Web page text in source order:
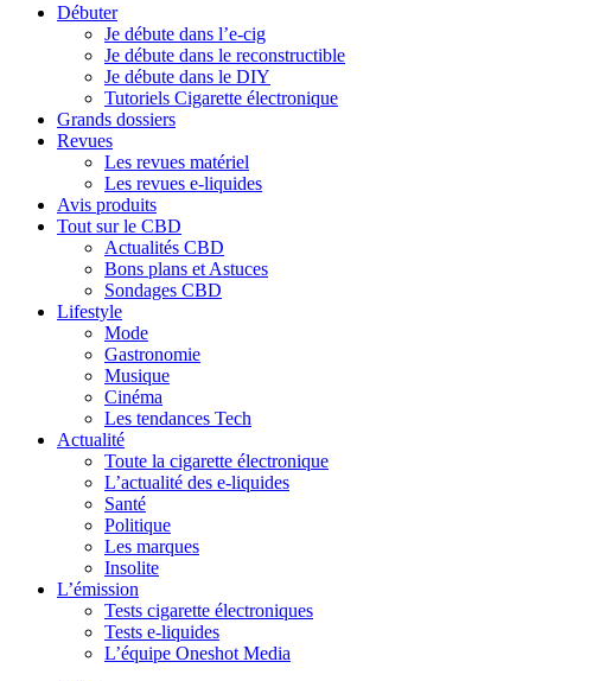
Débuter
Je débute dans l’e-cig
Je débute dans le reconstructible
Je débute dans le DIY
Tutoriels Cigarette électronique
Grands dossiers
Revues
Les revues matériel
Les revues e-liquides
Avis produits
Tout sur le CBD
Actualités CBD
Bons plans et Astuces
Sondages CBD
Lifestyle
Mode
Gastronomie
Musique
Cinéma
Les tendances Tech
Actualité
Toute la cigarette électronique
L’actualité des e-liquides
Santé
Politique
Les marques
Insolite
L’émission
Tests cigarette électroniques
Tests e-liquides
L’équipe Oneshot Media